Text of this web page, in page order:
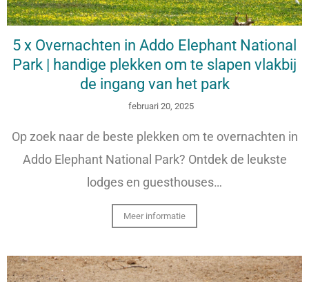
5 x Overnachten in Addo Elephant National
Park | handige plekken om te slapen vlakbij
de ingang van het park
februari 20, 2025
Op zoek naar de beste plekken om te overnachten in
Addo Elephant National Park? Ontdek de leukste
lodges en guesthouses…
Meer informatie